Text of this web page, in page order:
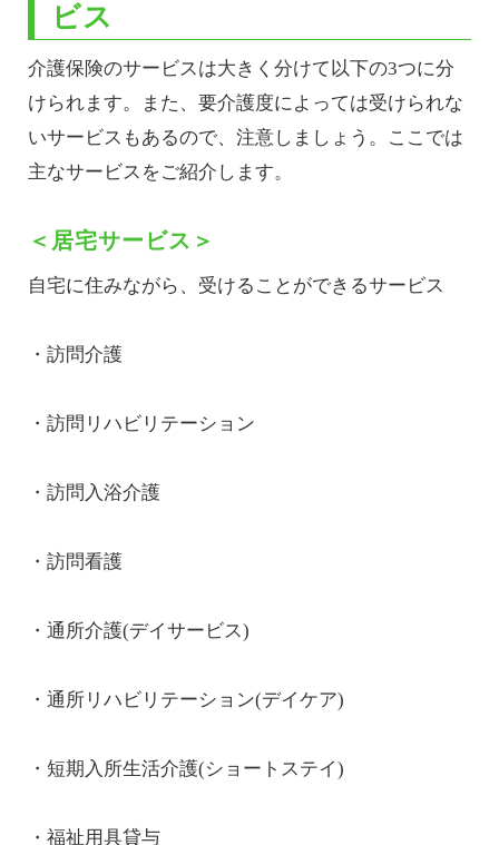
ビス
介護保険のサービスは大きく分けて以下の3つに分
けられます。また、要介護度によっては受けられな
いサービスもあるので、注意しましょう。ここでは
主なサービスをご紹介します。
＜居宅サービス＞
自宅に住みながら、受けることができるサービス
・訪問介護
・訪問リハビリテーション
・訪問入浴介護
・訪問看護
・通所介護(デイサービス)
・通所リハビリテーション(デイケア)
・短期入所生活介護(ショートステイ)
・福祉用具貸与